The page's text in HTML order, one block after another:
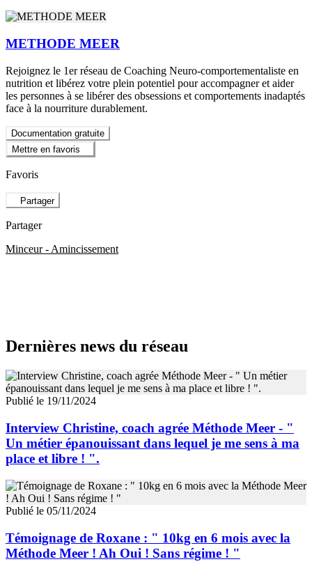
METHODE MEER
Rejoignez le 1er réseau de Coaching Neuro-comportementaliste en
nutrition et libérez votre plein potentiel pour accompagner et aider
les personnes à se libérer des obsessions et comportements inadaptés
face à la nourriture durablement.
Documentation gratuite
Mettre en favoris
Favoris
Partager
Partager
Minceur - Amincissement
Dernières news du réseau
Publié le 19/11/2024
Interview Christine, coach agrée Méthode Meer - "
Un métier épanouissant dans lequel je me sens à ma
place et libre ! ".
Publié le 05/11/2024
Témoignage de Roxane : " 10kg en 6 mois avec la
Méthode Meer ! Ah Oui ! Sans régime ! "